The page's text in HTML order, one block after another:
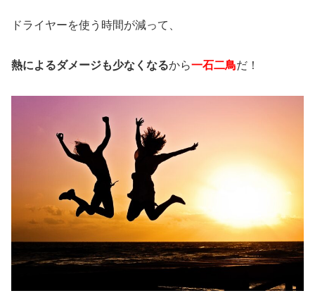
ドライヤーを使う時間が減って、
熱によるダメージも少なくなるから一石二鳥だ！